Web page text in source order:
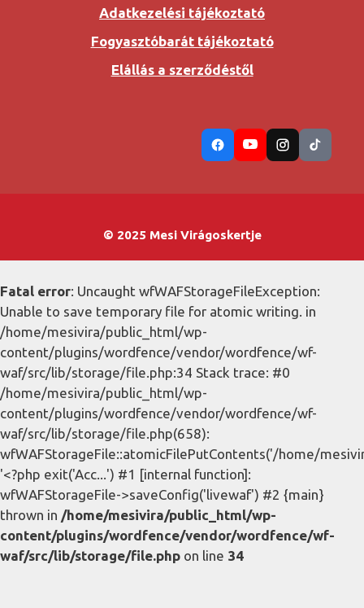
Adatkezelési tájékoztató
Fogyasztóbarát tájékoztató
Elállás a szerződéstől
© 2025 Mesi Virágoskertje
Fatal error: Uncaught wfWAFStorageFileException:
Unable to save temporary file for atomic writing. in
/home/mesivira/public_html/wp-
content/plugins/wordfence/vendor/wordfence/wf-
waf/src/lib/storage/file.php:34 Stack trace: #0
/home/mesivira/public_html/wp-
content/plugins/wordfence/vendor/wordfence/wf-
waf/src/lib/storage/file.php(658):
wfWAFStorageFile::atomicFilePutContents('/home/
'<?php exit('Acc...') #1 [internal function]:
wfWAFStorageFile->saveConfig('livewaf') #2 {main}
thrown in /home/mesivira/public_html/wp-
content/plugins/wordfence/vendor/wordfence/wf-
waf/src/lib/storage/file.php on line 34